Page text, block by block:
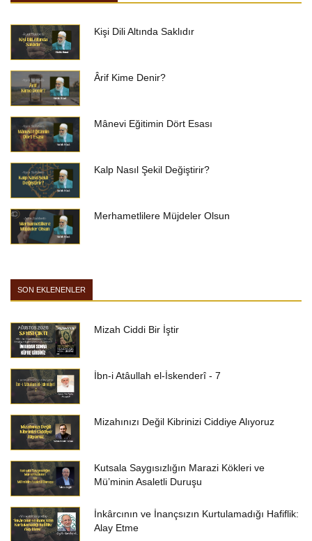
Kişi Dili Altında Saklıdır
Ârif Kime Denir?
Mânevi Eğitimin Dört Esası
Kalp Nasıl Şekil Değiştirir?
Merhametlilere Müjdeler Olsun
SON EKLENENLER
Mizah Ciddi Bir İştir
İbn-i Atâullah el-İskenderî - 7
Mizahınızı Değil Kibrinizi Ciddiye Alıyoruz
Kutsala Saygısızlığın Marazi Kökleri ve
Mü’minin Asaletli Duruşu
İnkârcının ve İnançsızın Kurtulamadığı Hafiflik:
Alay Etme